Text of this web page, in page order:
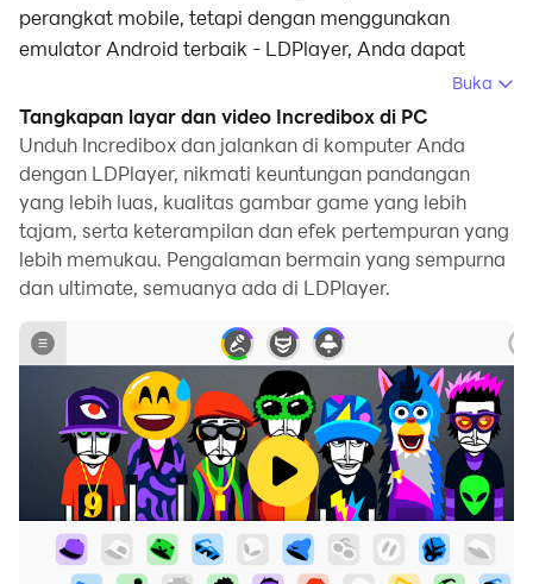
perangkat mobile, tetapi dengan menggunakan
emulator Android terbaik - LDPlayer, Anda dapat
komputer Anda.
Dengan menjalankan Incredibox di komputer, Anda
dapat menjelajah dengan jelas di layar yang lebih
besar, serta mengendalikan aplikasi dengan
menggunakan mouse dan keyboard jauh lebih cepat
daripada menyentuh layar, dan Anda tidak perlu
Berkat fitur multi-instance dan sinkronisasi, Anda juga
dapat menjalankan aplikasi dan akun ganda di
komputer Anda.
Fungsi transfer file antara emulator dan komputer juga
memudahkan berbagi foto, video, dan file.
Unduh Incredibox dan jalankan di komputer Anda
Buka
Tangkapan layar dan video Incredibox di PC
Unduh Incredibox dan jalankan di komputer Anda
dengan LDPlayer, nikmati keuntungan pandangan
yang lebih luas, kualitas gambar game yang lebih
tajam, serta keterampilan dan efek pertempuran yang
lebih memukau. Pengalaman bermain yang sempurna
dan ultimate, semuanya ada di LDPlayer.